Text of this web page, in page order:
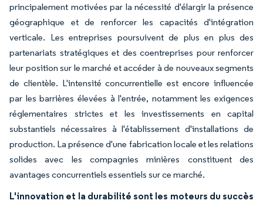
principalement motivées par la nécessité d'élargir la présence
géographique et de renforcer les capacités d'intégration
verticale. Les entreprises poursuivent de plus en plus des
partenariats stratégiques et des coentreprises pour renforcer
leur position sur le marché et accéder à de nouveaux segments
de clientèle. L'intensité concurrentielle est encore influencée
par les barrières élevées à l'entrée, notamment les exigences
réglementaires strictes et les investissements en capital
substantiels nécessaires à l'établissement d'installations de
production. La présence d'une fabrication locale et les relations
solides avec les compagnies minières constituent des
avantages concurrentiels essentiels sur ce marché.
L'innovation et la durabilité sont les moteurs du succès